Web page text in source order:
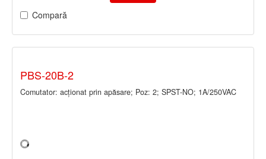
Compară
PBS-20B-2
Comutator: acţionat prin apăsare; Poz: 2; SPST-NO; 1A/250VAC